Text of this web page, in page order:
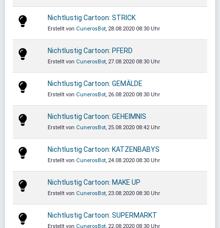
Nichtlustig Cartoon: STRICK
Erstellt von CunerosBot, 28.08.2020 08:30 Uhr
Nichtlustig Cartoon: PFERD
Erstellt von CunerosBot, 27.08.2020 08:30 Uhr
Nichtlustig Cartoon: GEMÄLDE
Erstellt von CunerosBot, 26.08.2020 08:30 Uhr
Nichtlustig Cartoon: GEHEIMNIS
Erstellt von CunerosBot, 25.08.2020 08:42 Uhr
Nichtlustig Cartoon: KATZENBABYS
Erstellt von CunerosBot, 24.08.2020 08:30 Uhr
Nichtlustig Cartoon: MAKE UP
Erstellt von CunerosBot, 23.08.2020 08:30 Uhr
Nichtlustig Cartoon: SUPERMARKT
Erstellt von CunerosBot, 22.08.2020 08:30 Uhr